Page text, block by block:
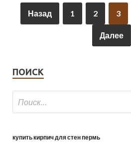
Назад 1 2 3
Далее
ПОИСК
купить кирпич для стен пермь